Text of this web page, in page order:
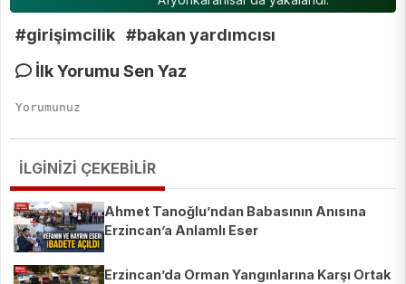
#girişimcilik #bakan yardımcısı
İlk Yorumu Sen Yaz
İLGİNİZİ ÇEKEBİLİR
Ahmet Tanoğlu’ndan Babasının Anısına
Erzincan’a Anlamlı Eser
Erzincan’da Orman Yangınlarına Karşı Ortak